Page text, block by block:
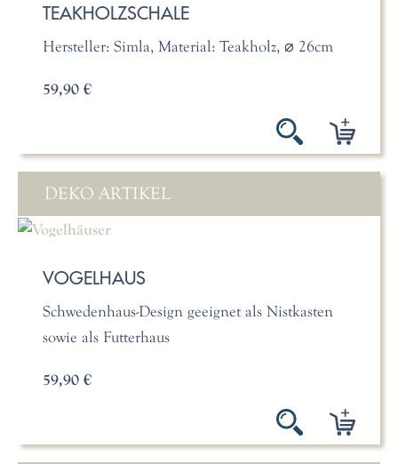
TEAKHOLZSCHALE
Hersteller: Simla, Material: Teakholz, ⌀ 26cm
59,90 €
DEKO ARTIKEL
VOGELHAUS
Schwedenhaus-Design geeignet als Nistkasten
sowie als Futterhaus
59,90 €